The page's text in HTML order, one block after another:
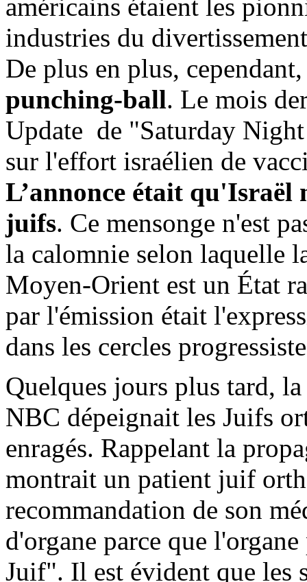
américains étaient les
industries du
De plus en plus,
punching-ball. Le mois
Update de "Saturday
sur l'effort israélien de
L’annonce était qu'Israël
juifs. Ce mensonge n'est
la calomnie selon laquelle
Moyen-Orient est un État
par l'émission était
dans les cercles
Quelques jours plus tard,
NBC dépeignait les Juifs
enragés. Rappelant la
montrait un patient juif
recommandation de son
d'organe parce que
Juif". Il est évident que les